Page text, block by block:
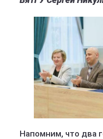
Напомним, что два